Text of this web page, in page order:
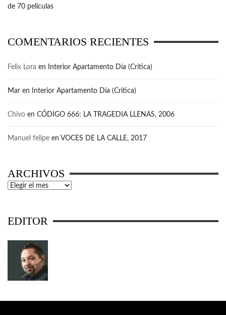
de 70 películas
COMENTARIOS RECIENTES
Felix Lora en Interior Apartamento Día (Crítica)
Mar en Interior Apartamento Día (Crítica)
Chivo en CÓDIGO 666: LA TRAGEDIA LLENAS, 2006
Manuel felipe en VOCES DE LA CALLE, 2017
ARCHIVOS
Archivos
EDITOR